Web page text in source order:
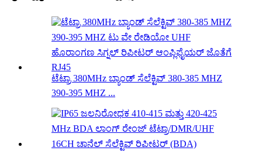
ಟೆಟ್ರಾ 380MHz ಬ್ಯಾಂಡ್ ಸೆಲೆಕ್ಟಿವ್ 380-385 MHZ
390-395 MHZ ...